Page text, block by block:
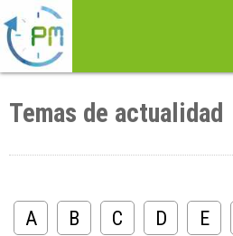
Temas de actualidad
A B C D E